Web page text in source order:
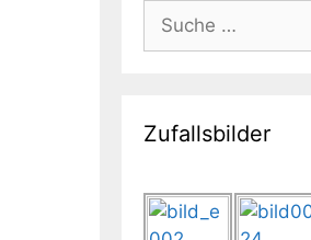
Suche
nach:
Zufallsbilder